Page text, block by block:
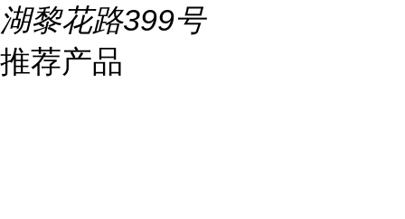
湖黎花路399号
推荐产品